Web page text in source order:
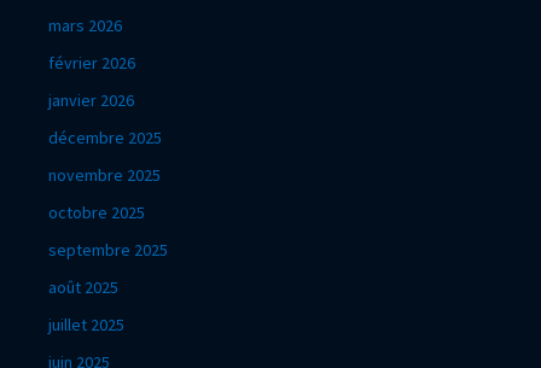
mars 2026
février 2026
janvier 2026
décembre 2025
novembre 2025
octobre 2025
septembre 2025
août 2025
juillet 2025
juin 2025